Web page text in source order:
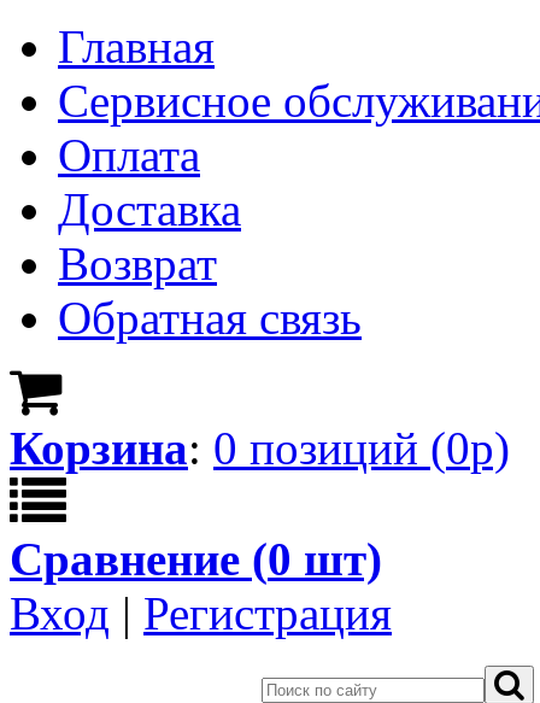
Главная
Сервисное
Оплата
Доставка
Возврат
Обратная связь
Корзина: 0 позиций (0р)
Сравнение (0 шт)
Вход | Регистрация